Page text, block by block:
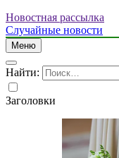
Новостная рассылка
Случайные новости
Меню
Найти:
Заголовки